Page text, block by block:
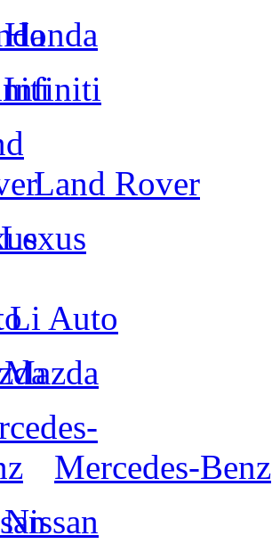
Honda
Infiniti
Land Rover
Lexus
Li Auto
Mazda
Mercedes-Benz
Nissan